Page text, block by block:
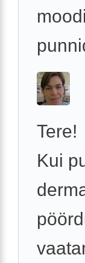
moodi
Tere!
Kui